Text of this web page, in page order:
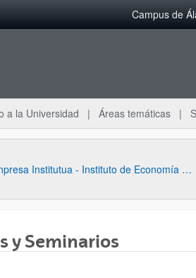
Campus de
a la Universidad Áreas temáticas
Enpresa Institutua - Instituto de Economía Aplicada a la Empresa
y Seminarios